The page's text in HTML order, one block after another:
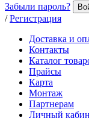
Забыли пароль?
/ Регистрация
Доставка и
Контакты
Каталог
Прайсы
Карта
Монтаж
Партнерам
Личный